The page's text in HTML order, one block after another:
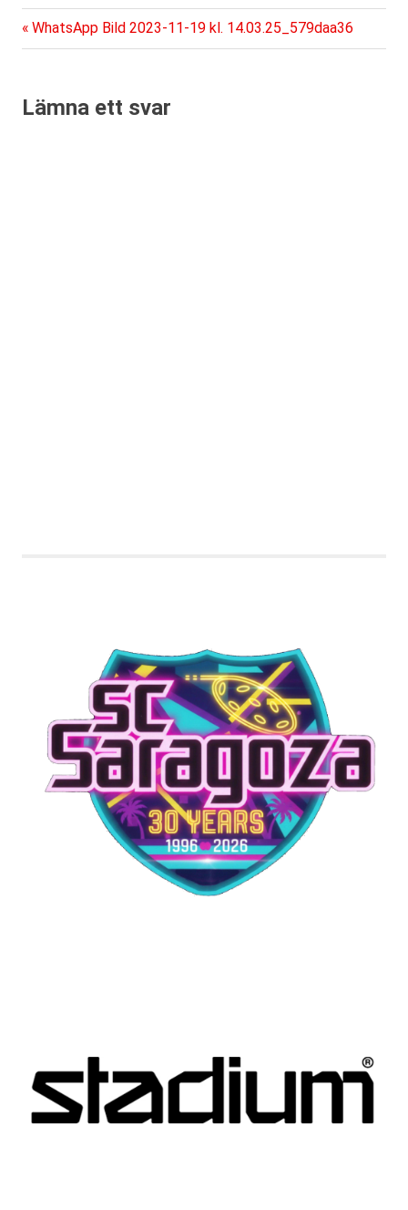
Inläggsnavigering
Föregående
inlägg:
WhatsApp Bild 2023-11-19 kl. 14.03.25_579daa36
Lämna ett svar